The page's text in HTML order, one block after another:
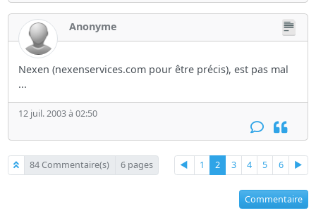
Anonyme
Nexen (nexenservices.com pour être précis), est pas mal
...
12 juil. 2003 à 02:50
84 Commentaire(s) 6 pages ◄ 1 2 3 4 5 6 ►
Commentaire